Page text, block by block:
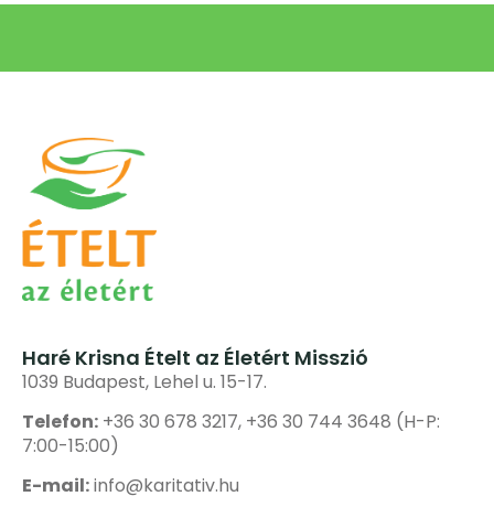
Haré Krisna Ételt az Életért Misszió
1039 Budapest, Lehel u. 15-17.
Telefon: +36 30 678 3217, +36 30 744 3648 (H-P:
7:00-15:00)
E-mail:info@karitativ.hu